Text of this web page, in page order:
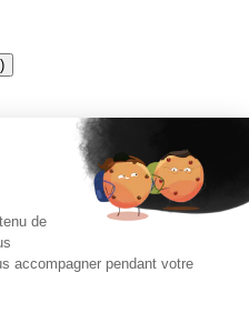
des produits à votre liste